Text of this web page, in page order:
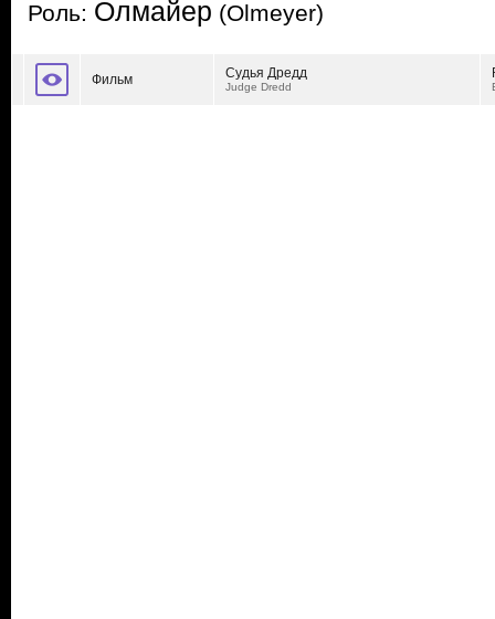
Роль: Олмайер (Olmeyer)
Фильм Судья Дредд
Judge Dredd